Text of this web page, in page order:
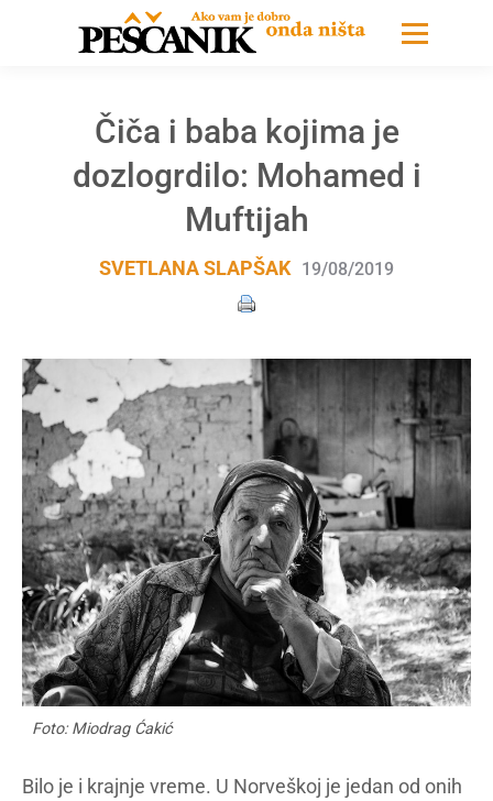
Čiča i baba kojima je
dozlogrdilo: Mohamed i
Muftijah
SVETLANA SLAPŠAK 19/08/2019
Foto: Miodrag Ćakić
Bilo je i krajnje vreme. U Norveškoj je jedan od onih